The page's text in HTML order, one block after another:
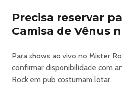
Precisa reservar
Camisa de Vênus
Para shows ao vivo no Mister
confirmar disponibilidade com
Rock em pub costumam lotar.